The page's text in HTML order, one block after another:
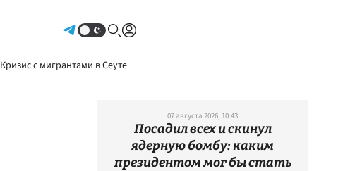
Кризис с мигрантами в Сеуте
07 августа 2026, 10:43
Посадил всех и скинул
ядерную бомбу: каким
президентом мог бы стать